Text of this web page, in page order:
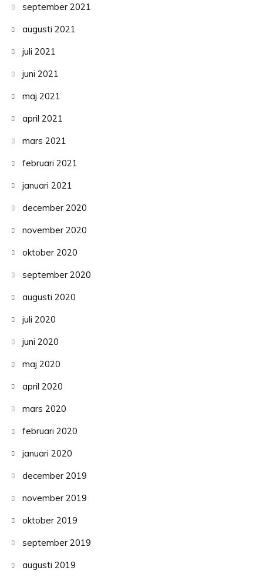
september 2021
augusti 2021
juli 2021
juni 2021
maj 2021
april 2021
mars 2021
februari 2021
januari 2021
december 2020
november 2020
oktober 2020
september 2020
augusti 2020
juli 2020
juni 2020
maj 2020
april 2020
mars 2020
februari 2020
januari 2020
december 2019
november 2019
oktober 2019
september 2019
augusti 2019